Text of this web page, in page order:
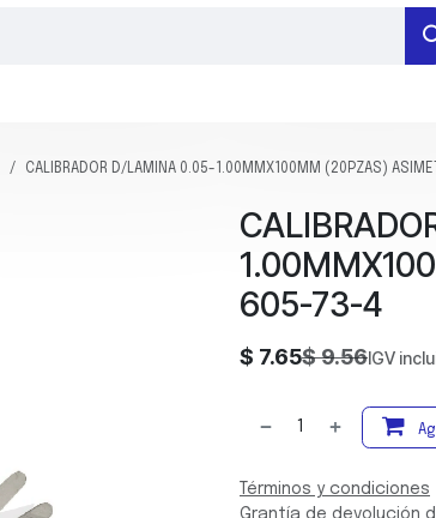
CALIBRADOR D/LAMINA 0.05-1.00MMX100MM (20PZAS)
605-73-4
$ 7.65$9.56IGV
Términos y condiciones
Grantía de devolución